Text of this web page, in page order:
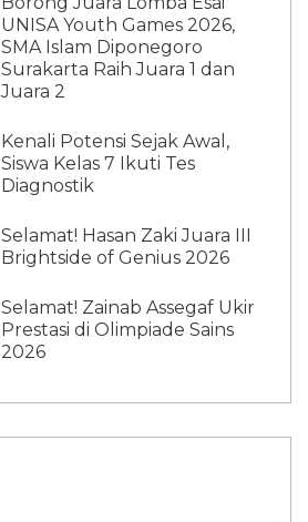
UNISA Youth Games 2026,
SMA Islam Diponegoro
Surakarta Raih Juara 1 dan
Juara 2
Kenali Potensi Sejak Awal,
Siswa Kelas 7 Ikuti Tes
Diagnostik
Selamat! Hasan Zaki Juara III
Brightside of Genius 2026
Selamat! Zainab Assegaf Ukir
Prestasi di Olimpiade Sains
2026